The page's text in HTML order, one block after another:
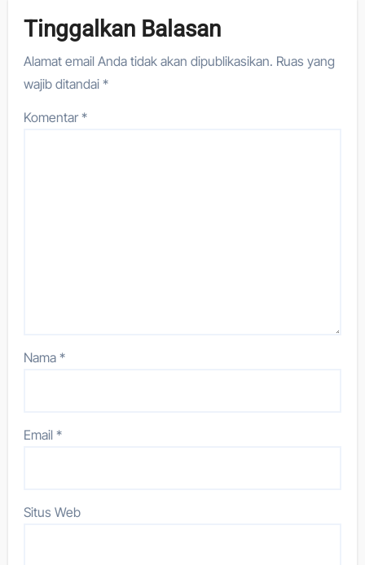
Tinggalkan Balasan
Alamat email Anda tidak akan dipublikasikan. Ruas yang
wajib ditandai*
Komentar*
Nama*
Email*
Situs Web